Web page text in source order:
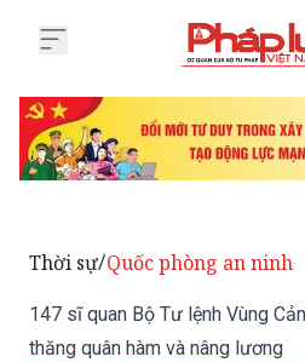
Thời sự/Quốc phòng an ninh
147 sĩ quan Bộ Tư lệnh Vùng
thăng quân hàm và nâng lương